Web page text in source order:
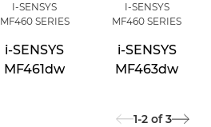
I-SENSYS
MF460 SERIES
i-SENSYS
MF461dw
I-SENSYS
MF460 SERIES
i-SENSYS
MF463dw
1-2 of 3